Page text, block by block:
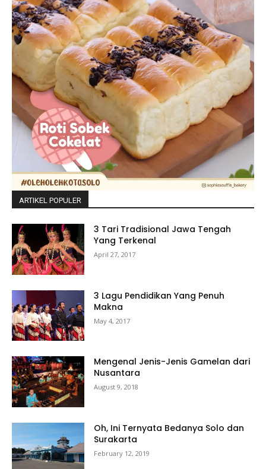
ARTIKEL POPULER
3 Tari Tradisional Jawa Tengah
Yang Terkenal
April 27, 2017
3 Lagu Pendidikan Yang Penuh
Makna
May 4, 2017
Mengenal Jenis-Jenis Gamelan dari
Nusantara
August 9, 2018
Oh, Ini Ternyata Bedanya Solo dan
Surakarta
February 12, 2019